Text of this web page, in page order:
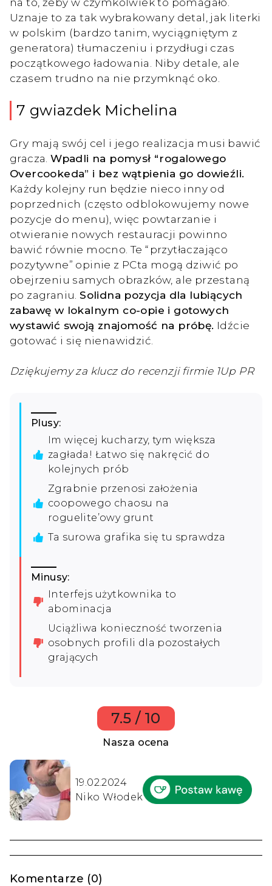
Uznaje to za tak wybrakowany detal, jak literki
w polskim (bardzo tanim, wyciągniętym z
generatora) tłumaczeniu i przydługi czas
początkowego ładowania. Niby detale, ale
czasem trudno na nie przymknąć oko.
7 gwiazdek Michelina
Gry mają swój cel i jego realizacja musi bawić
gracza.Wpadli na pomysł “rogalowego
Overcookeda” i bez wątpienia go dowieźli.
Każdy kolejny run będzie nieco inny od
poprzednich (często odblokowujemy nowe
pozycje do menu), więc powtarzanie i
otwieranie nowych restauracji powinno
bawić równie mocno. Te “przytłaczająco
pozytywne” opinie z PCta mogą dziwić po
obejrzeniu samych obrazków, ale przestaną
po zagraniu.Solidna pozycja dla lubiących
zabawę w lokalnym co-opie i gotowych
wystawić swoją znajomość na próbę. Idźcie
gotować i się nienawidzić.
Dziękujemy za klucz do recenzji firmie 1Up PR
Plusy:
Im więcej kucharzy, tym większa
zagłada! Łatwo się nakręcić do
kolejnych prób
Zgrabnie przenosi założenia
coopowego chaosu na
roguelite’owy grunt
Ta surowa grafika się tu sprawdza
Minusy:
Interfejs użytkownika to
abominacja
Uciążliwa konieczność tworzenia
osobnych profili dla pozostałych
grających
7.5 / 10
Nasza ocena
19.02.2024
Niko Włodek
Komentarze (0)